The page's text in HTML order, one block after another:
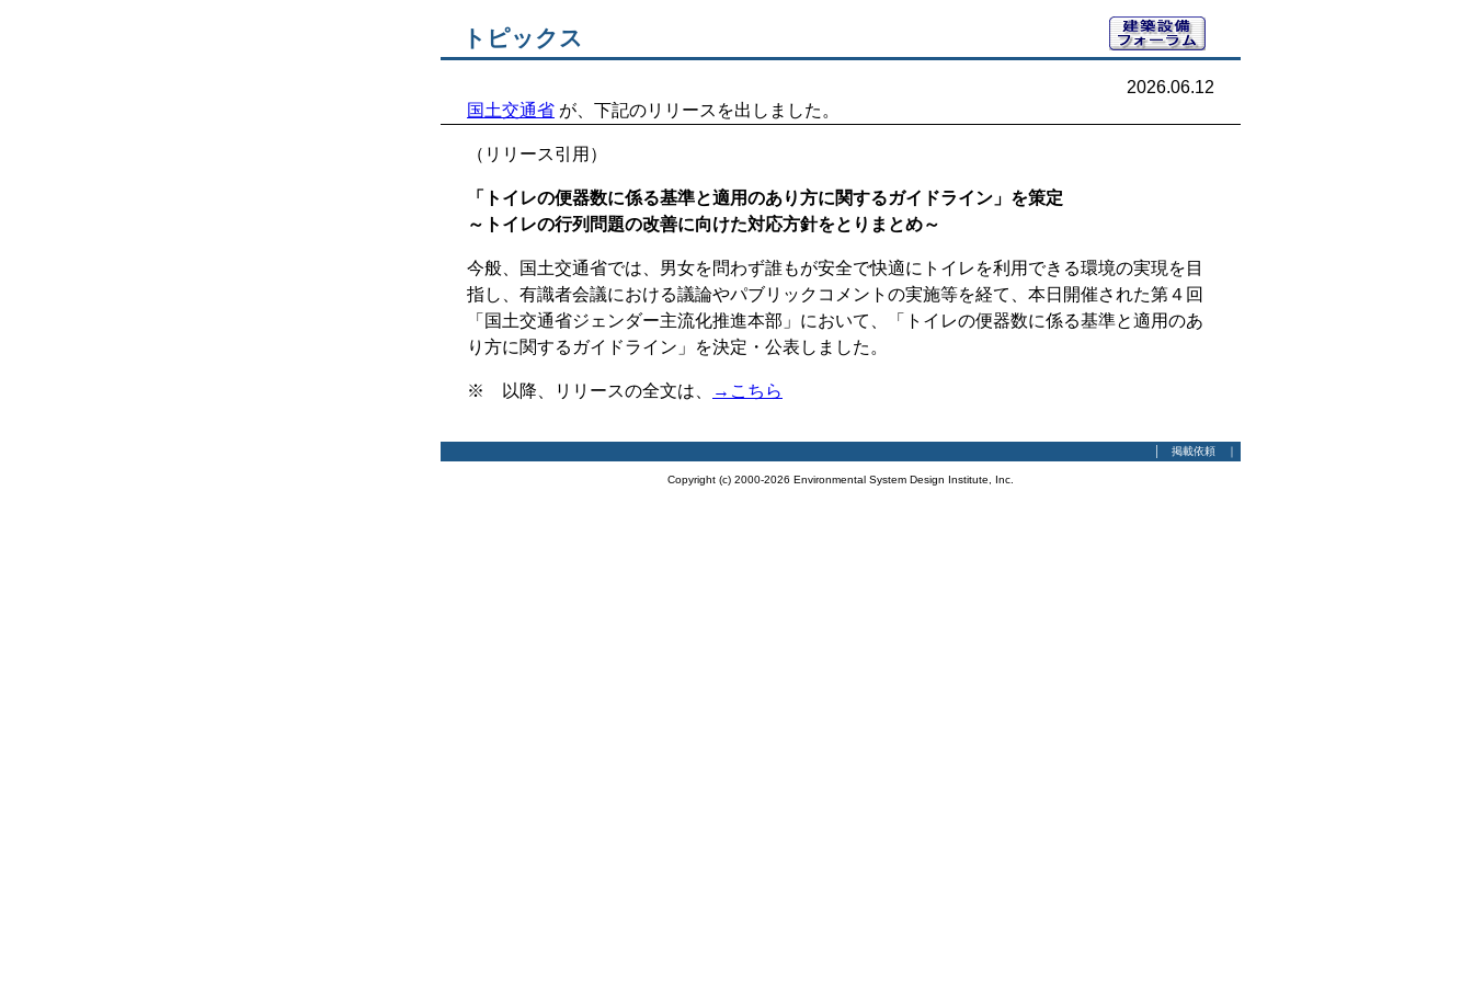
トピックス
2026.06.12
国土交通省 が、下記のリリースを出しました。
（リリース引用）
「トイレの便器数に係る基準と適用のあり方に関するガイドライン」を策定
～トイレの行列問題の改善に向けた対応方針をとりまとめ～
今般、国土交通省では、男女を問わず誰もが安全で快適にトイレを利用できる環境の実現を目
指し、有識者会議における議論やパブリックコメントの実施等を経て、本日開催された第４回
「国土交通省ジェンダー主流化推進本部」において、「トイレの便器数に係る基準と適用のあ
り方に関するガイドライン」を決定・公表しました。
※ 以降、リリースの全文は、 →こちら
掲載依頼 ｜
Copyright (c) 2000-2026 Environmental System Design Institute, Inc.